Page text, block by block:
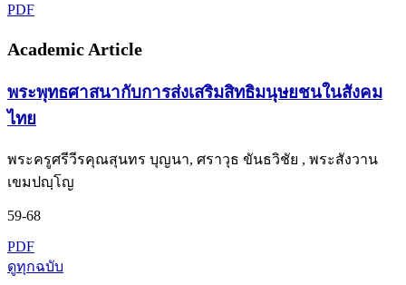
PDF
Academic Article
พระพุทธศาสนากับการส่งเสริมสิทธิมนุษยชนในสังคม
ไทย
พระครูศรีวีรคุณสุนทร บุญนา, ศราวุธ ขันธวิชัย , พระสังวาน
เขมปญฺโญ
59-68
PDF
ดูทุกฉบับ